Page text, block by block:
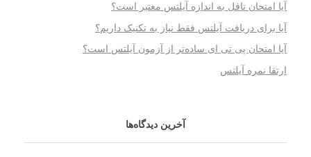
آیا امتحان تافل به اندازه آیلتس معتبر است؟
آیا برای دریافت آیلتس فقط نیاز به تکنیک داریم؟
آیا امتحان پی تی ای ساده‌تر از آزمون آیلتس است؟
ارتقا نمره آیلتس
آخرین دیدگاه‌ها